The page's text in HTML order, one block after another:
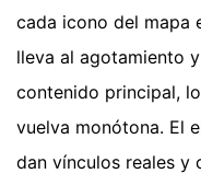
cada icono del mapa
lleva al agotamiento
contenido principal,
vuelva monótona. El
dan vínculos reales y